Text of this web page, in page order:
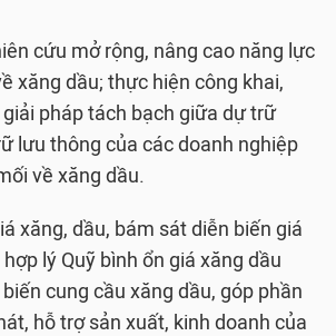
cứu mở rộng, nâng cao năng lực
xăng dầu; thực hiện công khai,
pháp tách bạch giữa dự trữ
lưu thông của các doanh nghiệp
về xăng dầu.
xăng, dầu, bám sát diễn biến giá
lý Quỹ bình ổn giá xăng dầu
cung cầu xăng dầu, góp phần
hỗ trợ sản xuất, kinh doanh của